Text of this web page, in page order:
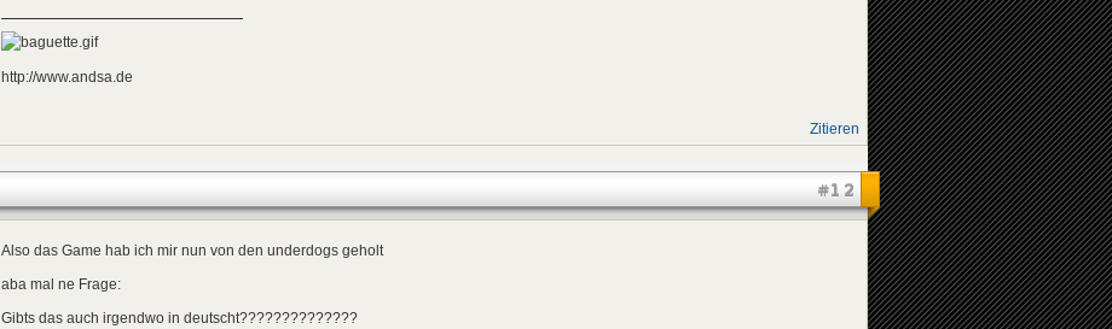
http://www.andsa.de
Zitieren
#12
Also das Game hab ich mir nun von den underdogs geholt
aba mal ne Frage:
Gibts das auch irgendwo in deutscht??????????????